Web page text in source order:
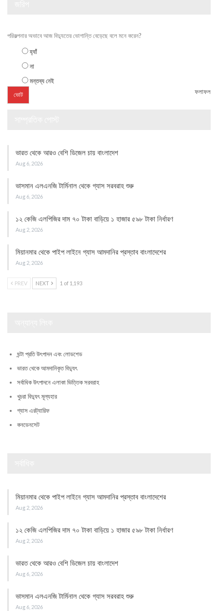
পরিকল্পনার অভাবে আজ বিদ্যুতের ভোগান্তি বেড়েছে বলে মনে করেন?
হ্যাঁ
না
মন্তব্য নেই
ফলাফল
ভারত থেকে আরও বেশি ডিজেল চায় বাংলাদেশ
Aug 6, 2026
ভাসমান এলএনজি টার্মিনাল থেকে গ্যাস সরবরাহ শুরু
Aug 6, 2026
১২ কেজি এলপিজির দাম ৭০ টাকা বাড়িয়ে ১ হাজার ৫৯৮ টাকা নির্ধারণ
Aug 2, 2026
মিয়ানমার থেকে পাইপ লাইনে গ্যাস আমদানির প্রস্তাব বাংলাদেশের
Aug 2, 2026
PREV NEXT 1 of 1,193
ঘন্টা প্রতি উৎপাদন এবং লোডশেড
ভারত থেকে আমদানিকৃত বিদ্যুৎ
সর্বাধিক উৎপাদনে এলাকা ভিত্তিক সরবরাহ
খুচরা বিদ্যুৎ মূল্যহার
গ্যাস এরট্যারিফ
কনডেনসেট
মিয়ানমার থেকে পাইপ লাইনে গ্যাস আমদানির প্রস্তাব বাংলাদেশের
Aug 2, 2026
১২ কেজি এলপিজির দাম ৭০ টাকা বাড়িয়ে ১ হাজার ৫৯৮ টাকা নির্ধারণ
Aug 2, 2026
ভারত থেকে আরও বেশি ডিজেল চায় বাংলাদেশ
Aug 6, 2026
ভাসমান এলএনজি টার্মিনাল থেকে গ্যাস সরবরাহ শুরু
Aug 6, 2026